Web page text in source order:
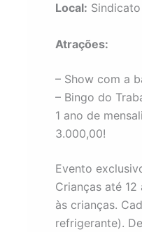
Local: Sindicato
Atrações:
– Show com a
– Bingo do
1 ano de
3.000,00!
Evento
Crianças até
às crianças.
refrigerante).